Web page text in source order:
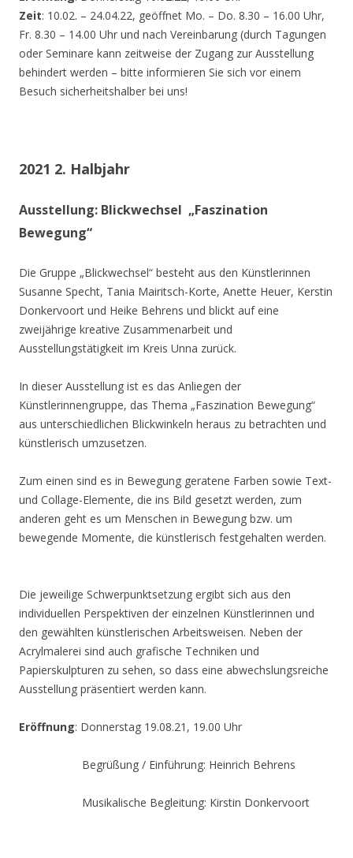
Zeit: 10.02. – 24.04.22, geöffnet Mo. – Do. 8.30 – 16.00 Uhr,
Fr. 8.30 – 14.00 Uhr und nach Vereinbarung (durch Tagungen
oder Seminare kann zeitweise der Zugang zur Ausstellung
behindert werden – bitte informieren Sie sich vor einem
Besuch sicherheitshalber bei uns!
2021 2. Halbjahr
Ausstellung: Blickwechsel „Faszination
Bewegung“
Die Gruppe „Blickwechsel“ besteht aus den Künstlerinnen
Susanne Specht, Tania Mairitsch-Korte, Anette Heuer, Kerstin
Donkervoort und Heike Behrens und blickt auf eine
zweijährige kreative Zusammenarbeit und
Ausstellungstätigkeit im Kreis Unna zurück.
In dieser Ausstellung ist es das Anliegen der
Künstlerinnengruppe, das Thema „Faszination Bewegung“
aus unterschiedlichen Blickwinkeln heraus zu betrachten und
künstlerisch umzusetzen.
Zum einen sind es in Bewegung geratene Farben sowie Text-
und Collage-Elemente, die ins Bild gesetzt werden, zum
anderen geht es um Menschen in Bewegung bzw. um
bewegende Momente, die künstlerisch festgehalten werden.
Die jeweilige Schwerpunktsetzung ergibt sich aus den
individuellen Perspektiven der einzelnen Künstlerinnen und
den gewählten künstlerischen Arbeitsweisen. Neben der
Acrylmalerei sind auch grafische Techniken und
Papierskulpturen zu sehen, so dass eine abwechslungsreiche
Ausstellung präsentiert werden kann.
Eröffnung: Donnerstag 19.08.21, 19.00 Uhr
Begrüßung / Einführung: Heinrich Behrens
Musikalische Begleitung: Kirstin Donkervoort